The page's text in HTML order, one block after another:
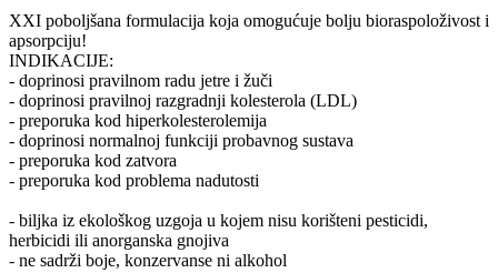
XXI poboljšana formulacija koja omogućuje bolju bioraspoloživost i
apsorpciju!
INDIKACIJE:
- doprinosi pravilnom radu jetre i žuči
- doprinosi pravilnoj razgradnji kolesterola (LDL)
- preporuka kod hiperkolesterolemija
- doprinosi normalnoj funkciji probavnog sustava
- preporuka kod zatvora
- preporuka kod problema nadutosti
- biljka iz ekološkog uzgoja u kojem nisu korišteni pesticidi,
herbicidi ili anorganska gnojiva
- ne sadrži boje, konzervanse ni alkohol